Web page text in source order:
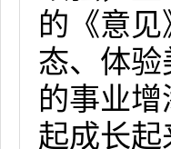
的《意
态、体
的事业
起成长